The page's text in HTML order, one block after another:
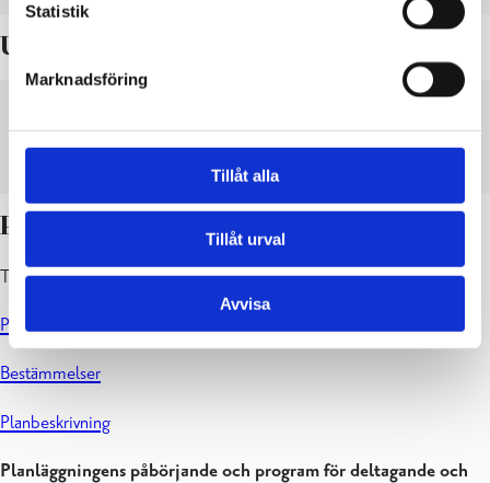
Statistik
Marknadsföring
Tillåt alla
Tillåt urval
Avvisa
Uppdaterad PDB
LADDA NER
Planutkast
Till påseende: 6.8 – 9.9.2018
Plankarta
Bestämmelser
Planbeskrivning
Planläggningens påbörjande och program för deltagande och